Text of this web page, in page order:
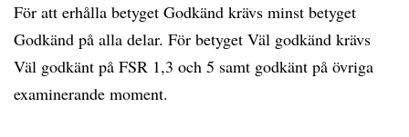
För att erhålla betyget Godkänd krävs minst betyget
Godkänd på alla delar. För betyget Väl godkänd krävs
Väl godkänt på FSR 1,3 och 5 samt godkänt på övriga
examinerande moment.